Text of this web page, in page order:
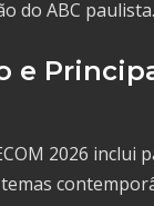
do ABC paulista.
e
2026 inclui